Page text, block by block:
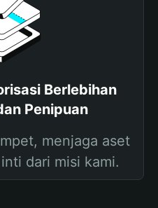
Berlebihan
Penipuan
menjaga aset
dari misi kami.